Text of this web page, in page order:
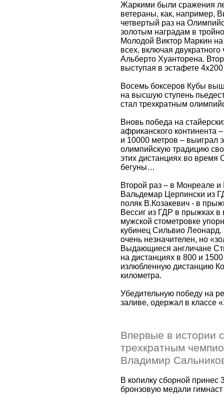
Жаркими были сражения
ветераны, как, например,
четвертый раз на
золотым наградам в
Молодой Виктор Маркин
всех, включая
Альберто Хуанторена.
выступая в эстафете
Восемь боксеров Кубы
на высшую ступень
стал трехкратным
Вновь победа на
африканского континента
и 10000 метров –
олимпийскую традицию
этих дистанциях во время
бегуны…
Второй раз – в Монреале
Вальдемар Церпински из
поляк В.Козакевич - в
Вессиг из ГДР в прыжках
мужской стометровке
кубинец Сильвио
очень незначителен, но
Выдающиеся англичане
на дистанциях в 800 и
излюбленную дистанцию
километра.
Убедительную победу на
заливе, одержал в классе
Впервые в истории
трехкратным
Владимир
В копилку сборной принес
бронзовую медали